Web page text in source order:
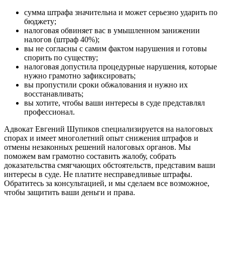
сумма штрафа значительна и может серьезно ударить по
бюджету;
налоговая обвиняет вас в умышленном занижении
налогов (штраф 40%);
вы не согласны с самим фактом нарушения и готовы
спорить по существу;
налоговая допустила процедурные нарушения, которые
нужно грамотно зафиксировать;
вы пропустили сроки обжалования и нужно их
восстанавливать;
вы хотите, чтобы ваши интересы в суде представлял
профессионал.
Адвокат Евгений Шупиков специализируется на налоговых
спорах и имеет многолетний опыт снижения штрафов и
отмены незаконных решений налоговых органов. Мы
поможем вам грамотно составить жалобу, собрать
доказательства смягчающих обстоятельств, представим ваши
интересы в суде. Не платите несправедливые штрафы.
Обратитесь за консультацией, и мы сделаем все возможное,
чтобы защитить ваши деньги и права.